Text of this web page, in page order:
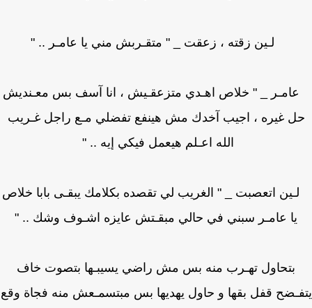
لـين زقته ، زعقت _ " متقـربش مني يا عامـر .. "
_ " خلاص اهـدي متزعقـيش ، انا آسف بس معـنديش
غيره ، اجيب آخدك مش هينفع تفضلي مـع راجل غـريب
الله اعـلم هيعمل فيكي إيه .. "
اتعصبت _ " الغريب لي تقصده بكلامك يبقـى بابا خلاص
يا عامـر سبني في حالي مبقـتش عايزه اشـوف وشك .. "
بتحاول تهـرب منه بس مش راضي يسيبـها بتصوت خاف
قفل بقها و حاول يهديها بس مبتسمـعش منه فجاة وقع